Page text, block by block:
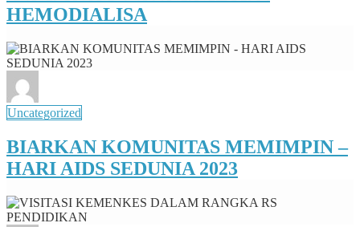
HEMODIALISA
Uncategorized
BIARKAN KOMUNITAS MEMIMPIN –
HARI AIDS SEDUNIA 2023